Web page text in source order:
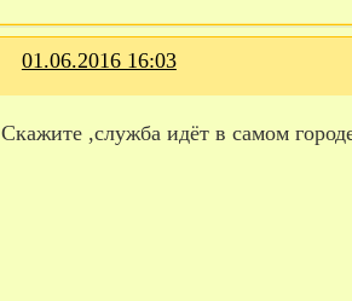
01.06.2016 16:03
Скажите ,служба идёт в самом